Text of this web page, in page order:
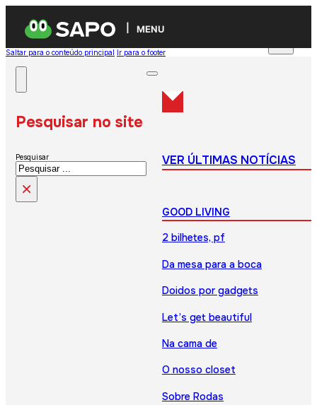
MENU
Saltar para o conteúdo principal Ir para o footer
Pesquisar no site
Pesquisar
×
VER ÚLTIMAS NOTÍCIAS
GOOD LIVING
2 bilhetes, pf
Da mesa para a boca
Doidos por gadgets
Let’s get beautiful
Na cama de
O nosso closet
Sobre Rodas